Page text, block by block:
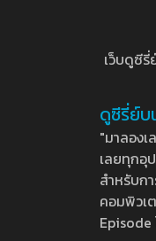
เว็บดูซี
ดูซีรี่ย์บ
"มาลอง
เลยทุกอุ
สำหรับก
คอมพิวเ